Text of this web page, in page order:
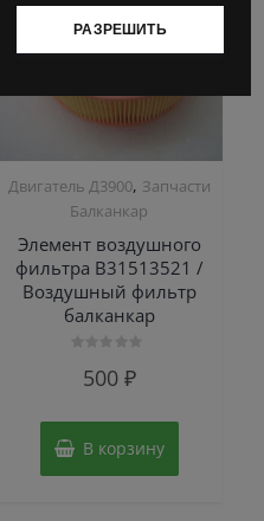
РАЗРЕШИТЬ
Двигатель Д3900, Запчасти
Балканкар
Элемент воздушного
фильтра В31513521 /
Воздушный фильтр
балканкар
500 ₽
В корзину